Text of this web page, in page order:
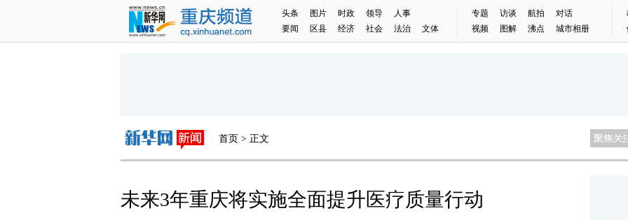
头条 图片 时政 领导
人事
要闻
区县 经济 社会 法治 文体
专题 访谈 航拍
对话
视频
图解 沸点 城市相册
首页 > 正文
未来3年重庆将实施全面提升医疗质量行动